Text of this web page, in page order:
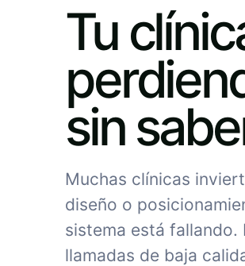
Tu
sin
Muchas clínicas
diseño o
sistema está fallando.
llamadas de baja